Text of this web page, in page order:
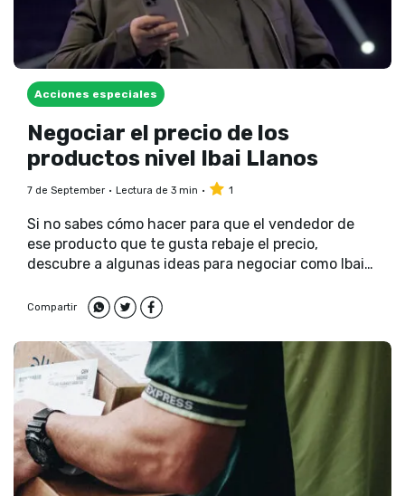
Acciones especiales
Negociar el precio de los
productos nivel Ibai Llanos
7 de September Lectura de 3 min 1
Si no sabes cómo hacer para que el vendedor de
ese producto que te gusta rebaje el precio,
descubre a algunas ideas para negociar como Ibai
Compartir